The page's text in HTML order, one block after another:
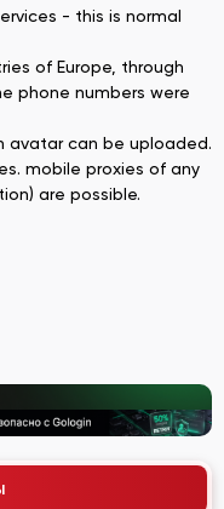
- this is normal
of Europe, through
phone numbers were
avatar can be uploaded.
mobile proxies of any
are possible.